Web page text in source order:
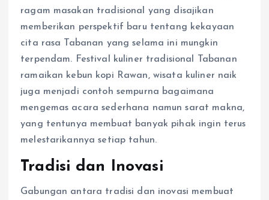
ragam masakan tradisional yang disajikan
memberikan perspektif baru tentang kekayaan
cita rasa Tabanan yang selama ini mungkin
terpendam. Festival kuliner tradisional Tabanan
ramaikan kebun kopi Rawan, wisata kuliner naik
juga menjadi contoh sempurna bagaimana
mengemas acara sederhana namun sarat makna,
yang tentunya membuat banyak pihak ingin terus
melestarikannya setiap tahun.
Tradisi dan Inovasi
Gabungan antara tradisi dan inovasi membuat